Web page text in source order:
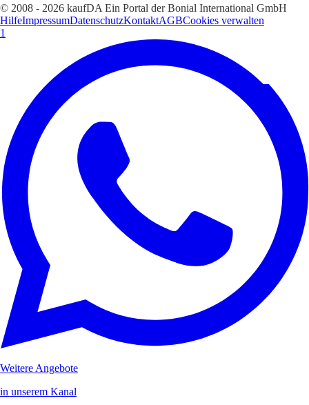
© 2008 - 2026 kaufDA Ein Portal der Bonial International GmbH
HilfeImpressumDatenschutzKontaktAGBCookies verwalten
1
Weitere Angebote
in unserem Kanal